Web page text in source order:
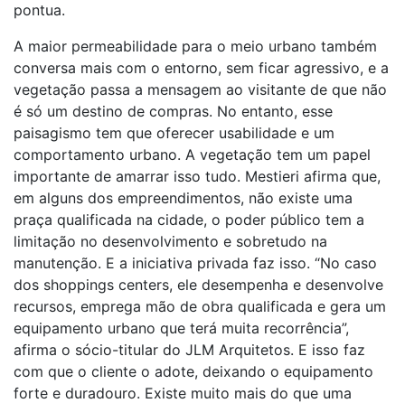
pontua.
A maior permeabilidade para o meio urbano também
conversa mais com o entorno, sem ficar agressivo, e a
vegetação passa a mensagem ao visitante de que não
é só um destino de compras. No entanto, esse
paisagismo tem que oferecer usabilidade e um
comportamento urbano. A vegetação tem um papel
importante de amarrar isso tudo. Mestieri afirma que,
em alguns dos empreendimentos, não existe uma
praça qualificada na cidade, o poder público tem a
limitação no desenvolvimento e sobretudo na
manutenção. E a iniciativa privada faz isso. “No caso
dos shoppings centers, ele desempenha e desenvolve
recursos, emprega mão de obra qualificada e gera um
equipamento urbano que terá muita recorrência”,
afirma o sócio-titular do JLM Arquitetos. E isso faz
com que o cliente o adote, deixando o equipamento
forte e duradouro. Existe muito mais do que uma